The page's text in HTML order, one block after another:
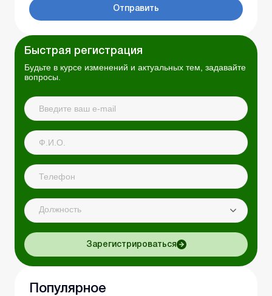
Отправить
Быстрая регистрация
Будьте в курсе изменений и актуальных тем, задавайте
вопросы.
Должность
Зарегистрироваться
Популярное